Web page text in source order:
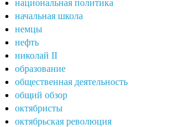
национальная политика
начальная школа
немцы
нефть
николай II
образование
общественная деятельность
общий обзор
октябристы
октябрьская революция